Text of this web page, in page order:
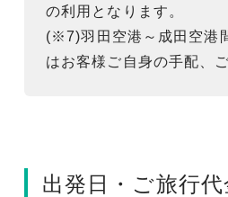
の利用となります。
(※7)羽田空港～成田空港
はお客様ご自身の手配、
出発日・ご旅行代